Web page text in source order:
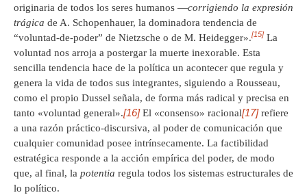
originaria de todos los seres humanos —corrigiendo la expresión
trágica de A. Schopenhauer, la dominadora tendencia de
“voluntad-de-poder” de Nietzsche o de M. Heidegger».[15] La
voluntad nos arroja a postergar la muerte inexorable. Esta
sencilla tendencia hace de la política un acontecer que regula y
genera la vida de todos sus integrantes, siguiendo a Rousseau,
como el propio Dussel señala, de forma más radical y precisa en
tanto «voluntad general».[16]El «consenso» racional[17]refiere
a una razón práctico-discursiva, al poder de comunicación que
cualquier comunidad posee intrínsecamente. La factibilidad
estratégica responde a la acción empírica del poder, de modo
que, al final, la potentia regula todos los sistemas estructurales de
lo político.